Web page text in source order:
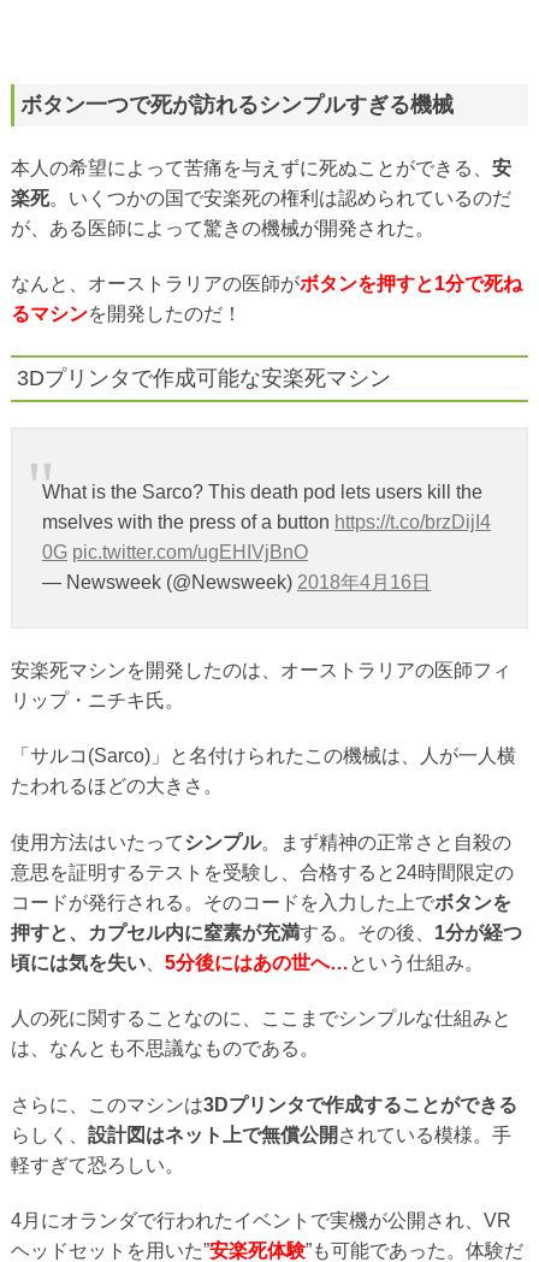
ボタン一つで死が訪れるシンプルすぎる機械
本人の希望によって苦痛を与えずに死ぬことができる、 安
楽死。いくつかの国で安楽死の権利は認められているのだ
が、ある医師によって驚きの機械が開発された。
なんと、オーストラリアの医師がボタンを押すと1分で死ね
るマシンを開発したのだ！
3Dプリンタで作成可能な安楽死マシン
What is the Sarco? This death pod lets users kill the
mselves with the press of a button https://t.co/brzDijI4
0G pic.twitter.com/ugEHIVjBnO
— Newsweek (@Newsweek) 2018年4月16日
安楽死マシンを開発したのは、オーストラリアの医師フィ
リップ・ニチキ氏。
「サルコ(Sarco)」と名付けられたこの機械は、人が一人横
たわれるほどの大きさ。
使用方法はいたってシンプル。まず精神の正常さと自殺の
意思を証明するテストを受験し、合格すると24時間限定の
コードが発行される。そのコードを入力した上でボタンを
押すと、カプセル内に窒素が充満する。その後、 1分が経つ
頃には気を失い、 5分後にはあの世へ…という仕組み。
人の死に関することなのに、ここまでシンプルな仕組みと
は、なんとも不思議なものである。
さらに、このマシンは3Dプリンタで作成することができる
らしく、 設計図はネット上で無償公開 されている模様。手
軽すぎて恐ろしい。
4月にオランダで行われたイベントで実機が公開され、VR
ヘッドセットを用いた”安楽死体験”も可能であった。体験だ